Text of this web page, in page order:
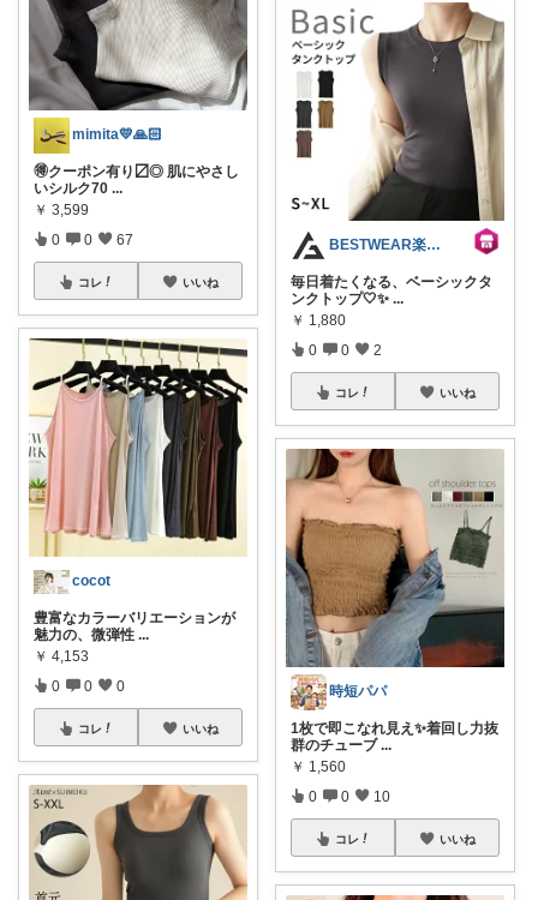
mimita💛🙏🏻
🉐クーポン有り〼◎ 肌にやさし
いシルク70 ...
￥ 3,599
0 0 67
コレ いいね
cocot
豊富なカラーバリエーションが
魅力の、微弾性 ...
￥ 4,153
0 0 0
コレ いいね
BESTWEAR楽天市場店
毎日着たくなる、ベーシックタ
ンクトップ🤍✨ ...
￥ 1,880
0 0 2
コレ いいね
時短パパ
1枚で即こなれ見え✨着回し力抜
群のチューブ ...
￥ 1,560
0 0 10
コレ いいね